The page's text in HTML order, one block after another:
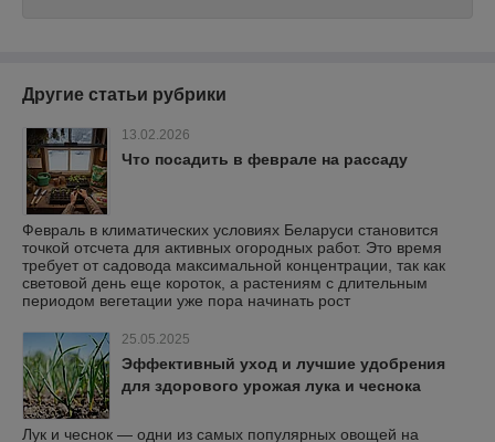
Другие статьи рубрики
13.02.2026
Что посадить в феврале на рассаду
Февраль в климатических условиях Беларуси становится
точкой отсчета для активных огородных работ. Это время
требует от садовода максимальной концентрации, так как
световой день еще короток, а растениям с длительным
периодом вегетации уже пора начинать рост
25.05.2025
Эффективный уход и лучшие удобрения
для здорового урожая лука и чеснока
Лук и чеснок — одни из самых популярных овощей на